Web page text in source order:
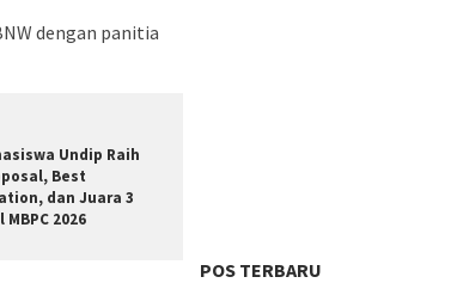
dengan panitia
Undip Raih
Best
dan Juara 3
2026
POS TERBARU